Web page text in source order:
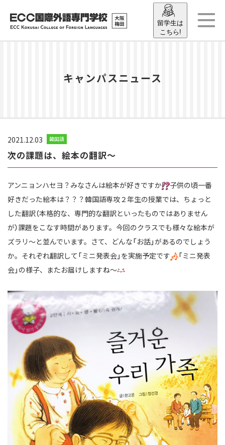
留学生は
こちら!
キャンパスニュース
2021.12.03 韓国語
次の課題は、絵本の翻訳～
アンニョンハセヨ？みなさんは絵本が好きですか
子供の頃一番
好きだった絵本は？？？韓国語専攻２年生の授業では、ちょっと
した翻訳（本格的な、専門的な翻訳といったものではありません
が）課題をこなす時間があります。今回のクラスでも様々な絵本が
ズラリ～と並んでいます。さて、どんな「お話」があるのでしょう
か。それぞれ翻訳して「ミニ発表会」を実施予定です
「ミニ発表
会」の様子、またお届けしますね～